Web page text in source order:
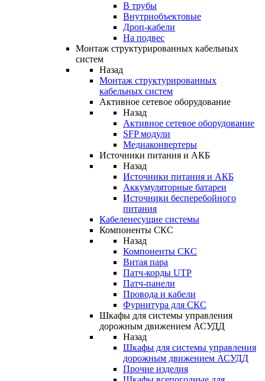
В трубы
Внутриобъектовые
Дроп-кабели
На подвес
Монтаж структурированных кабельных
систем
Назад
Монтаж структурированных
кабельных систем
Активное сетевое оборудование
Назад
Активное сетевое оборудование
SFP модули
Медиаконвертеры
Источники питания и АКБ
Назад
Источники питания и АКБ
Аккумуляторные батареи
Источники бесперебойного
питания
Кабеленесущие системы
Компоненты СКС
Назад
Компоненты СКС
Витая пара
Патч-корды UTP
Патч-панели
Провода и кабели
Фурнитура для СКС
Шкафы для системы управления
дорожным движением АСУДД
Назад
Шкафы для системы управления
дорожным движением АСУДД
Прочие изделия